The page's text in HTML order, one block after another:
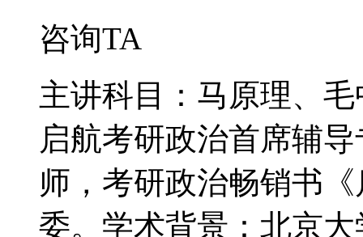
咨询TA
主讲科目：马原理、
启航考研政治首席辅
师，考研政治畅销书
委。学术背景：北京